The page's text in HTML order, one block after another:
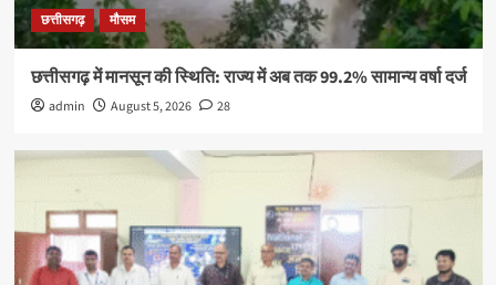
छत्तीसगढ़ मौसम
छत्तीसगढ़ में मानसून की स्थिति: राज्य में अब तक 99.2% सामान्य वर्षा दर्ज
admin August 5, 2026 28